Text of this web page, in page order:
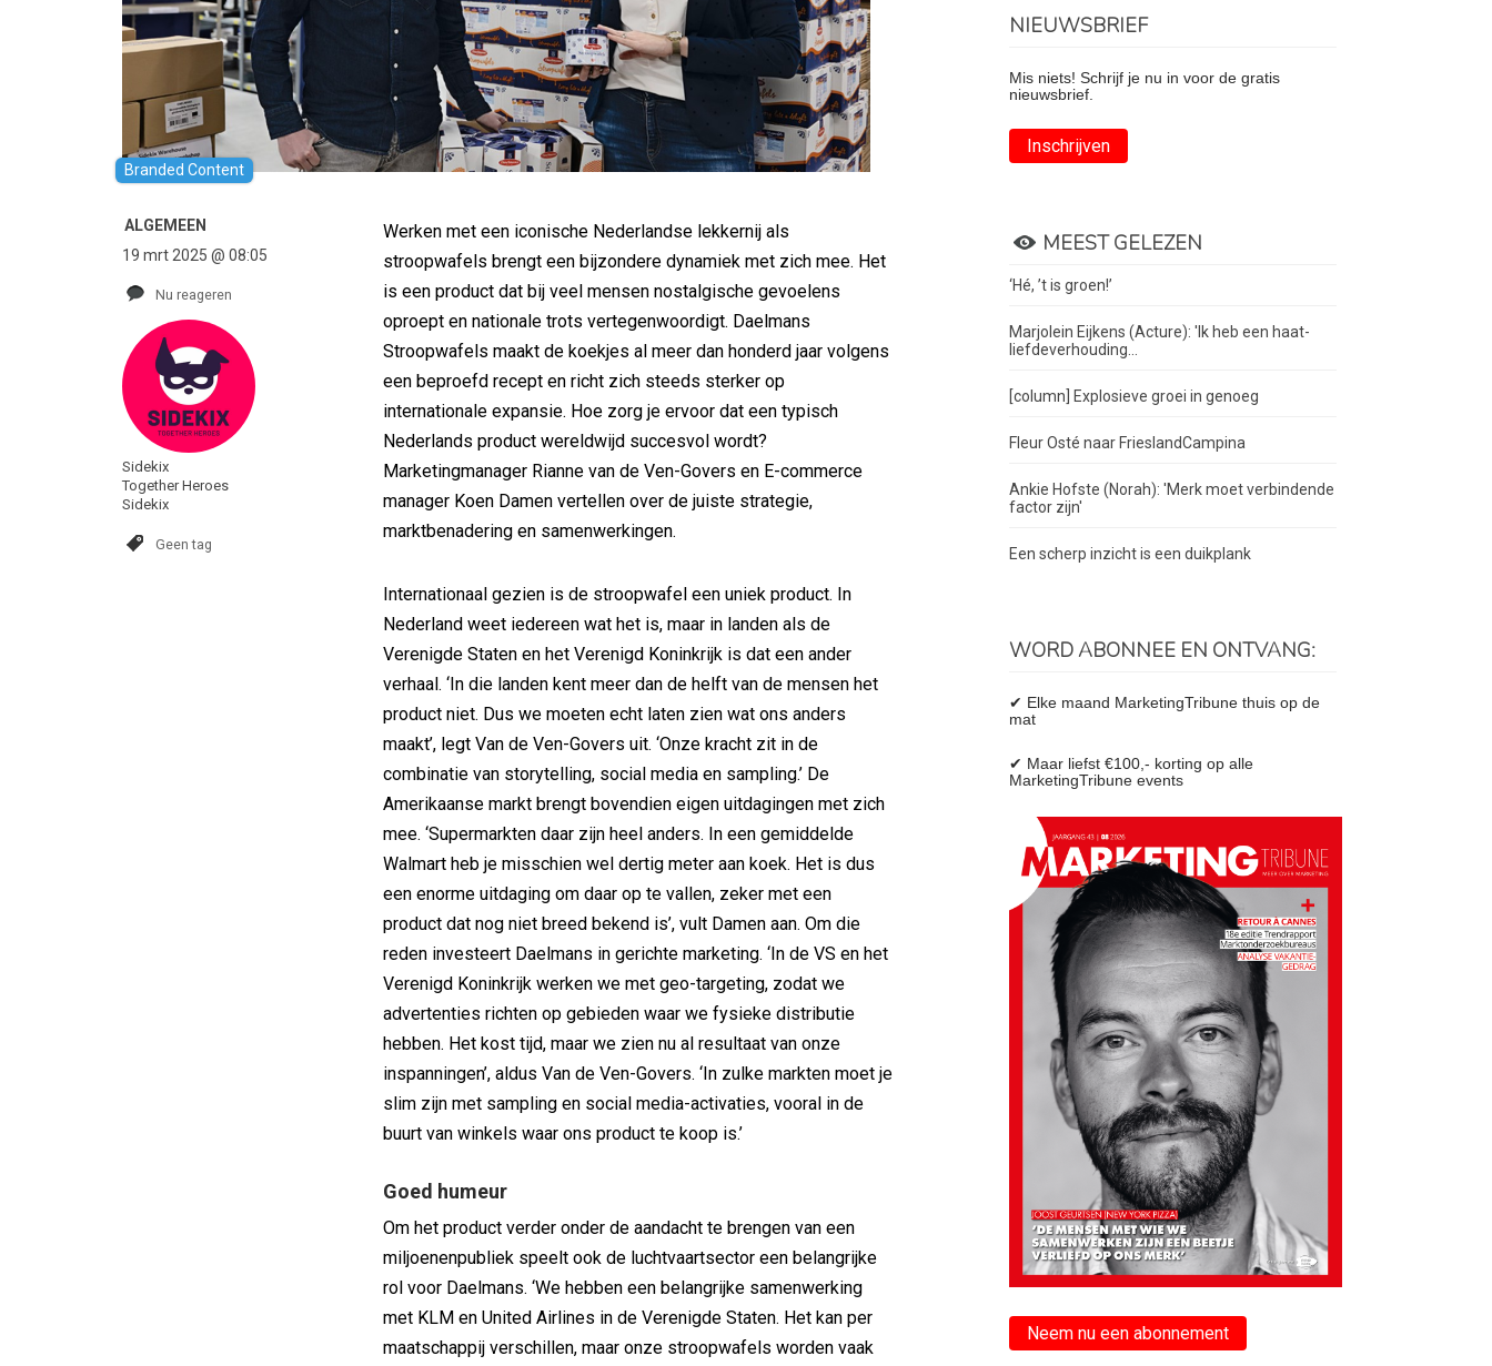
Branded Content
ALGEMEEN
19 mrt 2025 @ 08:05
Nu reageren
Sidekix
Together Heroes
Sidekix
Geen tag
Werken met een iconische Nederlandse lekkernij als
stroopwafels brengt een bijzondere dynamiek met zich mee. Het
is een product dat bij veel mensen nostalgische gevoelens
oproept en nationale trots vertegenwoordigt. Daelmans
Stroopwafels maakt de koekjes al meer dan honderd jaar volgens
een beproefd recept en richt zich steeds sterker op
internationale expansie. Hoe zorg je ervoor dat een typisch
Nederlands product wereldwijd succesvol wordt?
Marketingmanager Rianne van de Ven-Govers en E-commerce
manager Koen Damen vertellen over de juiste strategie,
marktbenadering en samenwerkingen.
Internationaal gezien is de stroopwafel een uniek product. In
Nederland weet iedereen wat het is, maar in landen als de
Verenigde Staten en het Verenigd Koninkrijk is dat een ander
verhaal. ‘In die landen kent meer dan de helft van de mensen het
product niet. Dus we moeten echt laten zien wat ons anders
maakt’, legt Van de Ven-Govers uit. ‘Onze kracht zit in de
combinatie van storytelling, social media en sampling.’ De
Amerikaanse markt brengt bovendien eigen uitdagingen met zich
mee. ‘Supermarkten daar zijn heel anders. In een gemiddelde
Walmart heb je misschien wel dertig meter aan koek. Het is dus
een enorme uitdaging om daar op te vallen, zeker met een
product dat nog niet breed bekend is’, vult Damen aan. Om die
reden investeert Daelmans in gerichte marketing. ‘In de VS en het
Verenigd Koninkrijk werken we met geo-targeting, zodat we
advertenties richten op gebieden waar we fysieke distributie
hebben. Het kost tijd, maar we zien nu al resultaat van onze
inspanningen’, aldus Van de Ven-Govers. ‘In zulke markten moet je
slim zijn met sampling en social media-activaties, vooral in de
buurt van winkels waar ons product te koop is.’
Goed humeur
Om het product verder onder de aandacht te brengen van een
miljoenenpubliek speelt ook de luchtvaartsector een belangrijke
rol voor Daelmans. ‘We hebben een belangrijke samenwerking
met KLM en United Airlines in de Verenigde Staten. Het kan per
maatschappij verschillen, maar onze stroopwafels worden vaak
NIEUWSBRIEF
Mis niets! Schrijf je nu in voor de gratis
nieuwsbrief.
Inschrijven
MEEST GELEZEN
‘Hé, ’t is groen!’
Marjolein Eijkens (Acture): 'Ik heb een haat-
liefdeverhouding...
[column] Explosieve groei in genoeg
Fleur Osté naar FrieslandCampina
Ankie Hofste (Norah): 'Merk moet verbindende
factor zijn'
Een scherp inzicht is een duikplank
WORD ABONNEE EN ONTVANG:
✔ Elke maand MarketingTribune thuis op de
mat
✔ Maar liefst €100,- korting op alle
MarketingTribune events
Neem nu een abonnement